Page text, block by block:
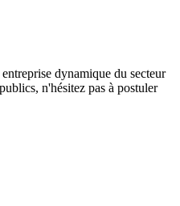
dynamique du secteur
n'hésitez pas à postuler